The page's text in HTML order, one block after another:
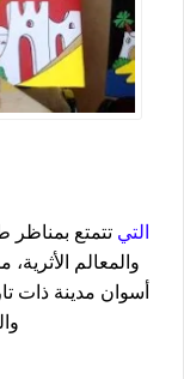
التي تتمتع بمناظر
والمعالم
أسوان مدينة ذات